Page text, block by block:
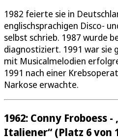
1982 feierte sie in
englischsprachigen Disco-
selbst schrieb. 1987 wurde
diagnostiziert. 1991 war sie
mit Musicalmelodien
1991 nach einer
Narkose erwachte.
1962: Conny Froboess
Italiener“ (Platz 6 von